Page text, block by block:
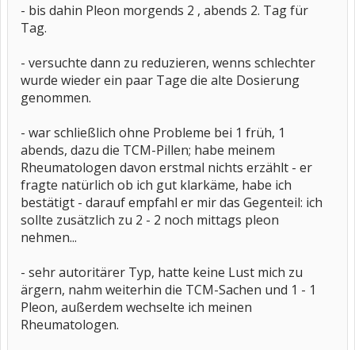
- bis dahin Pleon morgends 2 , abends 2. Tag für
Tag.
- versuchte dann zu reduzieren, wenns schlechter
wurde wieder ein paar Tage die alte Dosierung
genommen.
- war schließlich ohne Probleme bei 1 früh, 1
abends, dazu die TCM-Pillen; habe meinem
Rheumatologen davon erstmal nichts erzählt - er
fragte natürlich ob ich gut klarkäme, habe ich
bestätigt - darauf empfahl er mir das Gegenteil: ich
sollte zusätzlich zu 2 - 2 noch mittags pleon
nehmen...
- sehr autoritärer Typ, hatte keine Lust mich zu
ärgern, nahm weiterhin die TCM-Sachen und 1 - 1
Pleon, außerdem wechselte ich meinen
Rheumatologen.